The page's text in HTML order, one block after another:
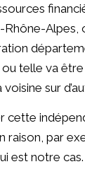
Rhône-Alpes,
telle va
sur
cette
raison, par
est notre cas.